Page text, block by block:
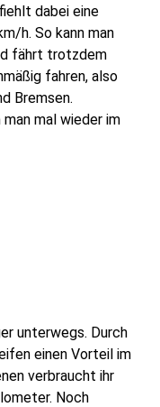
dabei eine
h. So kann man
fährt trotzdem
fahren, also
Bremsen.
mal wieder im
unterwegs. Durch
einen Vorteil im
verbraucht ihr
Noch